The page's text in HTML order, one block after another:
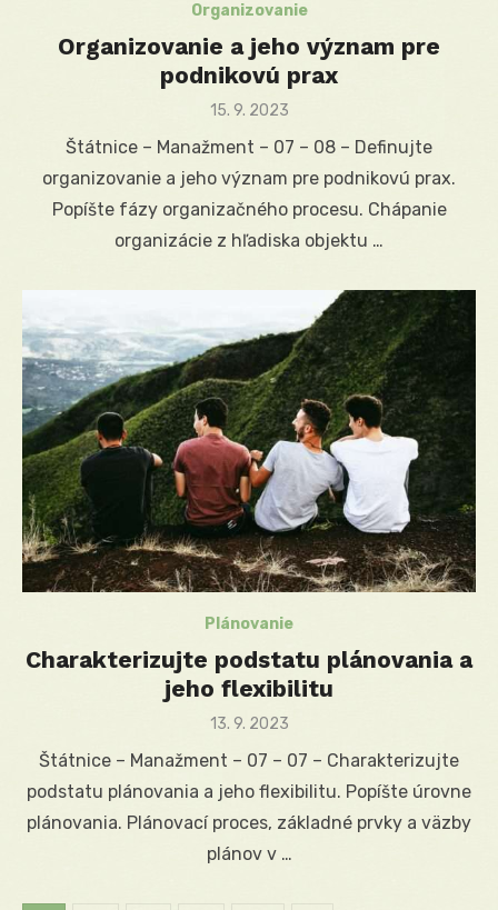
Organizovanie
Organizovanie a jeho význam pre
podnikovú prax
Posted
15. 9. 2023
Štátnice – Manažment – 07 – 08 – Definujte
organizovanie a jeho význam pre podnikovú prax.
Popíšte fázy organizačného procesu. Chápanie
organizácie z hľadiska objektu …
Plánovanie
Charakterizujte podstatu plánovania a
jeho flexibilitu
Posted
13. 9. 2023
Štátnice – Manažment – 07 – 07 – Charakterizujte
podstatu plánovania a jeho flexibilitu. Popíšte úrovne
plánovania. Plánovací proces, základné prvky a väzby
plánov v …